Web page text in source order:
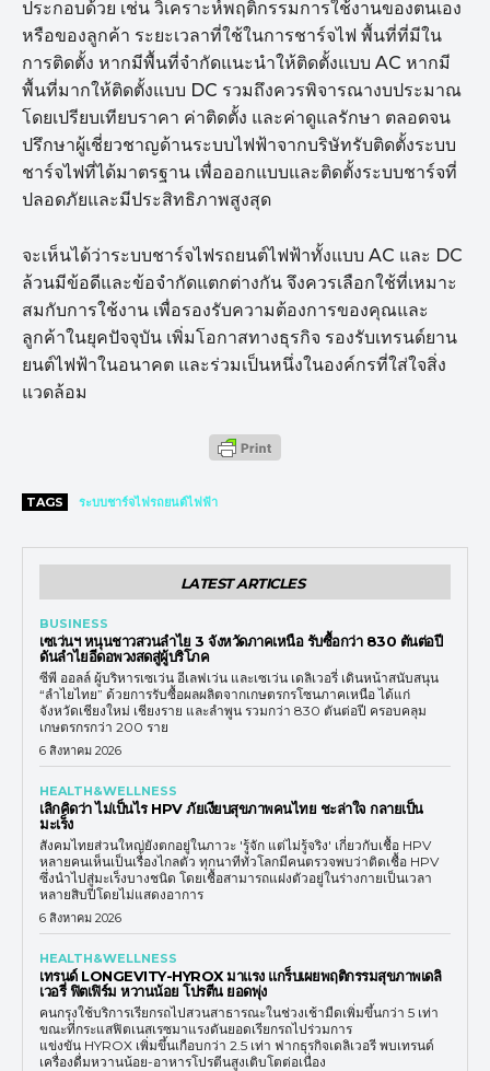
ประกอบด้วย เช่น วิเคราะห์พฤติกรรมการใช้งานของตนเอง
หรือของลูกค้า ระยะเวลาที่ใช้ในการชาร์จไฟ พื้นที่ที่มีใน
การติดตั้ง หากมีพื้นที่จำกัดแนะนำให้ติดตั้งแบบ AC หากมี
พื้นที่มากให้ติดตั้งแบบ DC รวมถึงควรพิจารณางบประมาณ
โดยเปรียบเทียบราคา ค่าติดตั้ง และค่าดูแลรักษา ตลอดจน
ปรึกษาผู้เชี่ยวชาญด้านระบบไฟฟ้าจากบริษัทรับติดตั้งระบบ
ชาร์จไฟที่ได้มาตรฐาน เพื่อออกแบบและติดตั้งระบบชาร์จที่
ปลอดภัยและมีประสิทธิภาพสูงสุด
จะเห็นได้ว่าระบบชาร์จไฟรถยนต์ไฟฟ้าทั้งแบบ AC และ DC
ล้วนมีข้อดีและข้อจำกัดแตกต่างกัน จึงควรเลือกใช้ที่เหมาะ
สมกับการใช้งาน เพื่อรองรับความต้องการของคุณและ
ลูกค้าในยุคปัจจุบัน เพิ่มโอกาสทางธุรกิจ รองรับเทรนด์ยาน
ยนต์ไฟฟ้าในอนาคต และร่วมเป็นหนึ่งในองค์กรที่ใส่ใจสิ่ง
แวดล้อม
TAGS ระบบชาร์จไฟรถยนต์ไฟฟ้า
LATEST ARTICLES
BUSINESS
เซเว่นฯ หนุนชาวสวนลำไย 3 จังหวัดภาคเหนือ รับซื้อกว่า 830 ตันต่อปี
ดันลำไยอีดอพวงสดสู่ผู้บริโภค
ซีพี ออลล์ ผู้บริหารเซเว่น อีเลฟเว่น และเซเว่น เดลิเวอรี่ เดินหน้าสนับสนุน
“ลำไยไทย” ด้วยการรับซื้อผลผลิตจากเกษตรกรโซนภาคเหนือ ได้แก่
จังหวัดเชียงใหม่ เชียงราย และลำพูน รวมกว่า 830 ตันต่อปี ครอบคลุม
เกษตรกรกว่า 200 ราย
6 สิงหาคม 2026
HEALTH&WELLNESS
เลิกคิดว่า ไม่เป็นไร HPV ภัยเงียบสุขภาพคนไทย ชะล่าใจ กลายเป็น
มะเร็ง
สังคมไทยส่วนใหญ่ยังตกอยู่ในภาวะ 'รู้จัก แต่ไม่รู้จริง' เกี่ยวกับเชื้อ HPV
หลายคนเห็นเป็นเรื่องไกลตัว ทุกนาทีทั่วโลกมีคนตรวจพบว่าติดเชื้อ HPV
ซึ่งนำไปสู่มะเร็งบางชนิด โดยเชื้อสามารถแฝงตัวอยู่ในร่างกายเป็นเวลา
หลายสิบปีโดยไม่แสดงอาการ
6 สิงหาคม 2026
HEALTH&WELLNESS
เทรนด์ LONGEVITY-HYROX มาแรง แกร็บเผยพฤติกรรมสุขภาพเดลิ
เวอรี่ ฟิตเฟิร์ม หวานน้อย โปรตีน ยอดพุ่ง
คนกรุงใช้บริการเรียกรถไปสวนสาธารณะในช่วงเช้ามืดเพิ่มขึ้นกว่า 5 เท่า
ขณะที่กระแสฟิตเนสเรซมาแรงดันยอดเรียกรถไปร่วมการ
แข่งขัน HYROX เพิ่มขึ้นเกือบกว่า 2.5 เท่า ฟากธุรกิจเดลิเวอรี พบเทรนด์
เครื่องดื่มหวานน้อย-อาหารโปรตีนสูงเติบโตต่อเนื่อง